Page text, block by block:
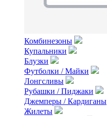
Комбинезоны
Купальники
Блузки
Футболки / Майки
Лонгсливы
Рубашки / Пиджаки
Джемперы / Кардиганы
Жилеты